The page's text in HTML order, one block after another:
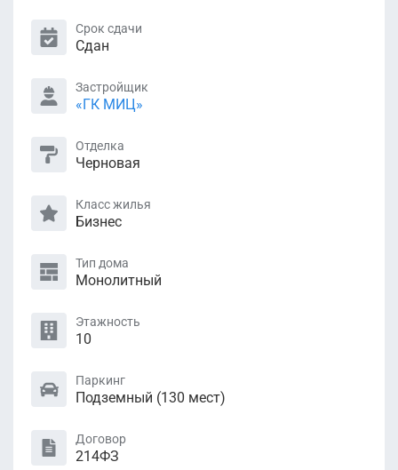
Срок сдачи
Сдан
Застройщик
«ГК МИЦ»
Отделка
Черновая
Класс жилья
Бизнес
Тип дома
Монолитный
Этажность
10
Паркинг
Подземный (130 мест)
Договор
214ФЗ